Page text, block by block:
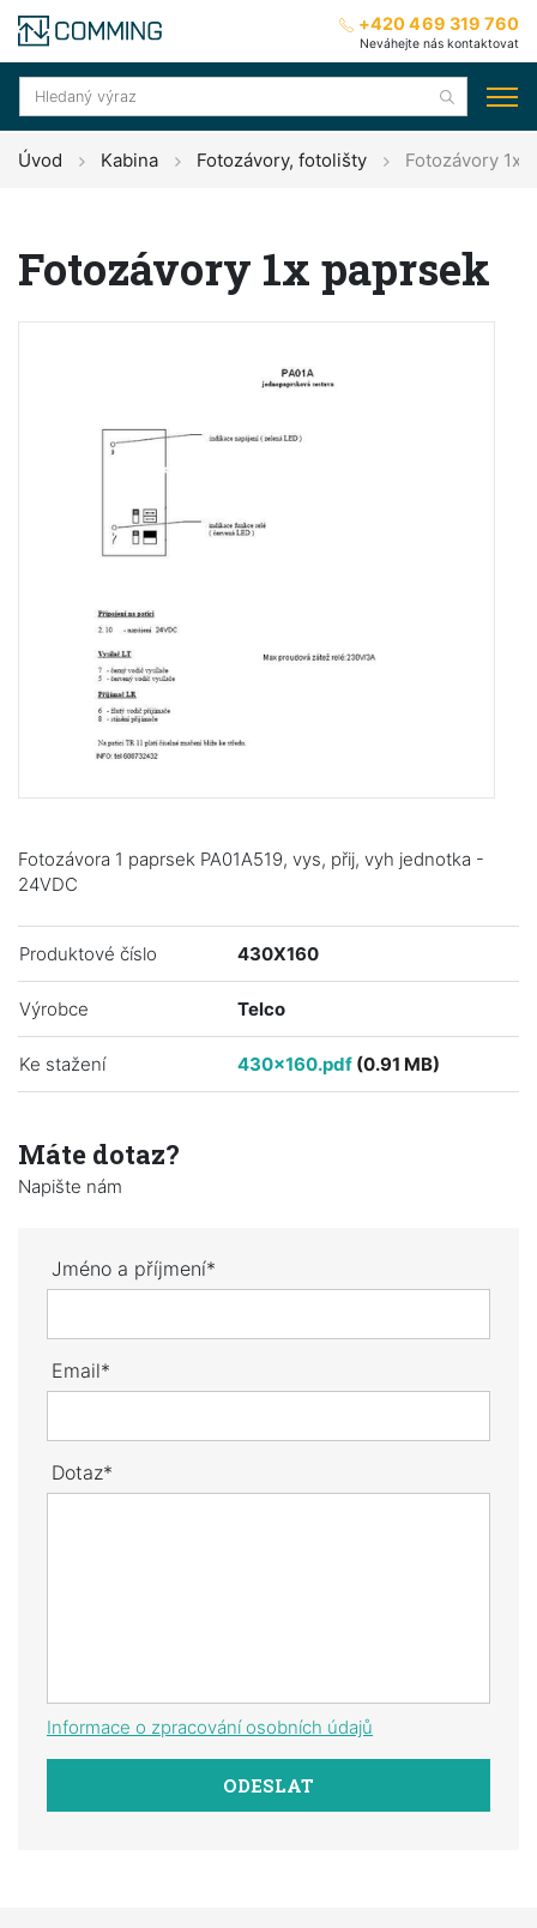
+420 469 319 760
Neváhejte nás kontaktovat
Úvod Kabina Fotozávory, fotolišty Fotozávory 1x
Fotozávory 1x paprsek
Fotozávora 1 paprsek PA01A519, vys, přij, vyh jednotka -
24VDC
Produktové číslo 430X160
Výrobce Telco
Ke stažení 430x160.pdf (0.91 MB)
Máte dotaz?
Napište nám
Jméno a příjmení*
Email*
Dotaz*
Informace o zpracování osobních údajů